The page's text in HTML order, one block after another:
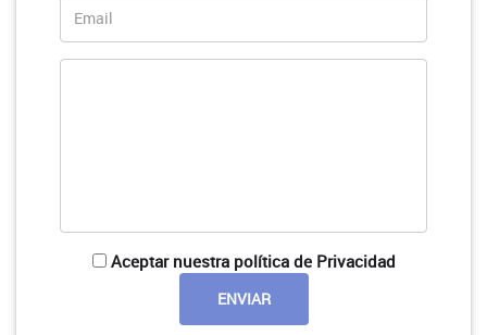
Aceptar nuestra política de Privacidad